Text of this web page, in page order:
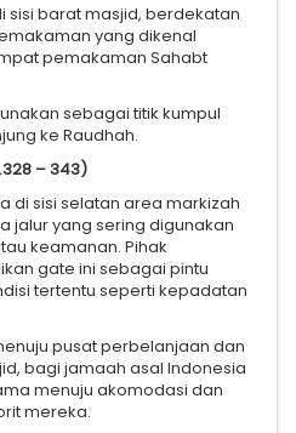
sisi barat masjid, berdekatan
yang dikenal
pemakaman Sahabt
sebagai titik kumpul
ke Raudhah.
– 343)
di sisi selatan area markizah
jalur yang sering digunakan
keamanan. Pihak
gate ini sebagai pintu
tertentu seperti kepadatan
pusat perbelanjaan dan
bagi jamaah asal Indonesia
menuju akomodasi dan
mereka.